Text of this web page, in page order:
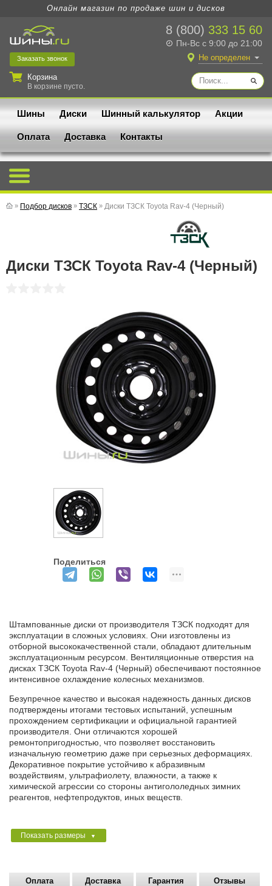
Онлайн магазин по продаже шин и дисков
8 (800) 333 15 60
Пн-Вс с 9:00 до 21:00
Заказать звонок
Корзина
В корзине пусто.
Не определен
Шины Диски Шинный калькулятор Акции
Оплата Доставка Контакты
» Подбор дисков » ТЗСК » Диски ТЗСК Toyota Rav-4 (Черный)
Диски ТЗСК Toyota Rav-4 (Черный)
Поделиться
Штампованные диски от производителя ТЗСК подходят для
эксплуатации в сложных условиях. Они изготовлены из
отборной высококачественной стали, обладают длительным
эксплуатационным ресурсом. Вентиляционные отверстия на
дисках ТЗСК Toyota Rav-4 (Черный) обеспечивают постоянное
интенсивное охлаждение колесных механизмов.
Безупречное качество и высокая надежность данных дисков
подтверждены итогами тестовых испытаний, успешным
прохождением сертификации и официальной гарантией
производителя. Они отличаются хорошей
ремонтопригодностью, что позволяет восстановить
изначальную геометрию даже при серьезных деформациях.
Декоративное покрытие устойчиво к абразивным
воздействиям, ультрафиолету, влажности, а также к
химической агрессии со стороны антигололедных зимних
реагентов, нефтепродуктов, иных веществ.
Показать размеры ▼
Оплата Доставка Гарантия Отзывы